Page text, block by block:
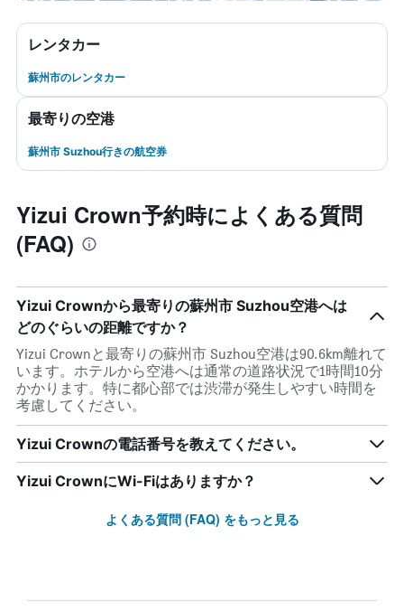
レンタカー
蘇州市のレンタカー
最寄りの空港
蘇州市 Suzhou行きの航空券
Yizui Crown予約時によくある質問
(FAQ)
Yizui Crownから最寄りの蘇州市 Suzhou空港へは
どのぐらいの距離ですか？
Yizui Crownと最寄りの蘇州市 Suzhou空港は90.6km離れて
います。ホテルから空港へは通常の道路状況で1時間10分
かかります。特に都心部では渋滞が発生しやすい時間を
考慮してください。
Yizui Crownの電話番号を教えてください。
Yizui CrownにWi-Fiはありますか？
よくある質問 (FAQ) をもっと見る